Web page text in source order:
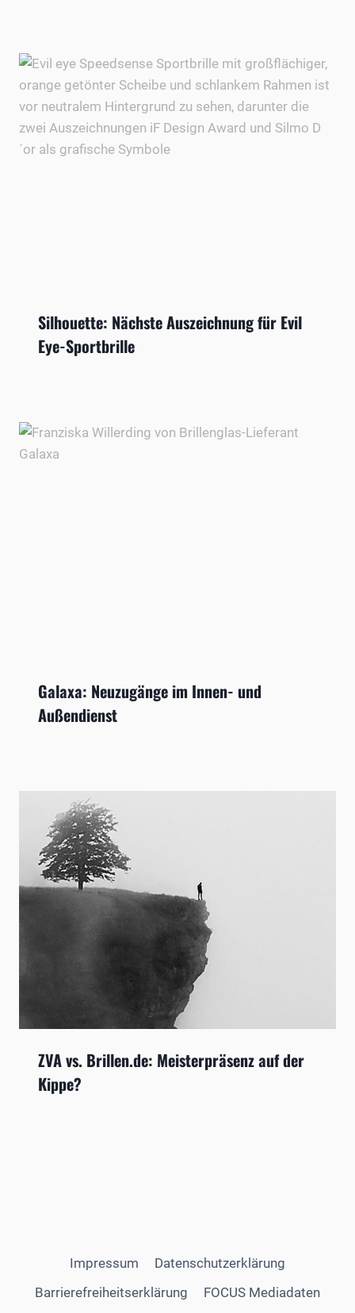
Silhouette: Nächste Auszeichnung für Evil
Eye-Sportbrille
Galaxa: Neuzugänge im Innen- und
Außendienst
ZVA vs. Brillen.de: Meisterpräsenz auf der
Kippe?
Impressum
Datenschutzerklärung
Barrierefreiheitserklärung
FOCUS Mediadaten